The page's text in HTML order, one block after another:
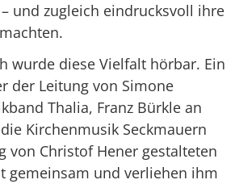
und zugleich eindrucksvoll ihre
wurde diese Vielfalt hörbar. Ein
der Leitung von Simone
Thalia, Franz Bürkle an
Kirchenmusik Seckmauern
von Christof Hener gestalteten
gemeinsam und verliehen ihm